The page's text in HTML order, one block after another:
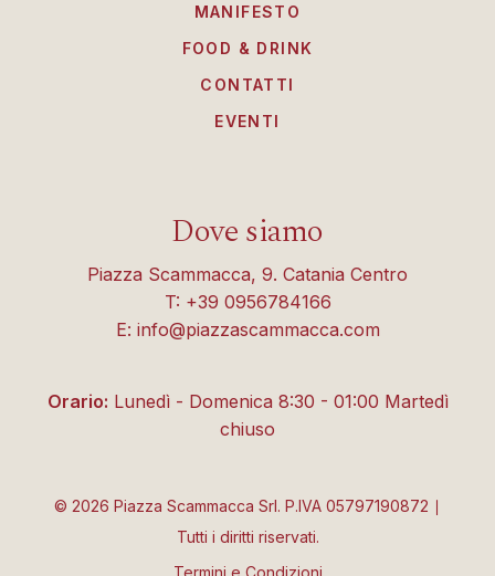
MANIFESTO
FOOD & DRINK
CONTATTI
EVENTI
Dove siamo
Piazza Scammacca, 9. Catania Centro
T: +39 0956784166
E: info@piazzascammacca.com
Orario: Lunedì - Domenica 8:30 - 01:00 Martedì
chiuso
© 2026 Piazza Scammacca Srl. P.IVA 05797190872 ∣
Tutti i diritti riservati.
Termini e Condizioni